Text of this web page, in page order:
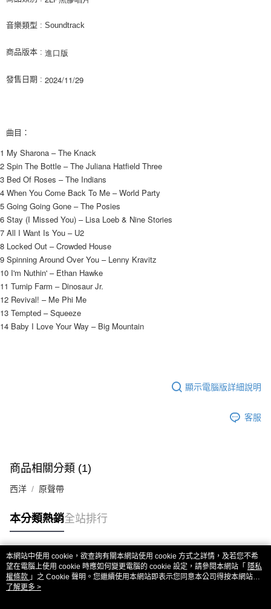
３．安心：先確認商品／服務後，再付款。
１．於結帳方式選擇「AFTEE先享後付」後，將跳轉至「AFTEE先享後付」
２．訂單成立數日內，您將收到繳費通知簡訊。
３．收到繳費通知簡訊後14天內，點擊此簡訊中的連結，可透過四大超商／
後付繳納相關費用。
是否繳費成功／繳費後需取消欲退款等相關疑問，請聯繫「AFTEE先享後付
客戶支援中心」
https://netprotections.freshdesk.com/support/home
【注意事項】
１．透過由恩沛科技股份有限公司提供之「AFTEE先享後付」服務完成之交
易，需依本服務之必要範圍內提供個人資料，並將交易相關給付款項請求債
權轉讓予恩沛科技股份有限公司。
２．關於個人資料處理事宜，請瀏覽以下網址：
https://aftee.tw/terms/#terms3
３．未成年的使用者請事先徵得法定代理人或監護人之同意方可使用
「AFTEE先享後付」，若未經同意申辦者引起之損失，本公司不負相關責
任。
４．使用「AFTEE先享後付」時，將依據個別帳號之用戶狀況，依本公司即
時審查核予不同之上限額度；若仍有額度不足之情形，本公司將視審查結果
請求用戶進行身份認證。
５．嚴禁一人註冊多個帳號或使用他人資訊註冊。若發現惡意使用之情形，
恩沛科技股份有限公司將有權停止該用戶之使用額度並採取法律行動。
運送方式
全家取貨付款
每筆NT$60，滿NT$1,599(含以上)免運費
每筆NT$60，滿NT$1,599(含以上)免運費
新竹貨運
每筆NT$90
宅配 (離島)
每筆NT$200
付款後門市自取
免運費
亞洲國家/地區配送
北美國家/地區配送
音樂類型 : Soundtrack
商品版本 : 進口版
發售日期 : 2024/11/29
曲目：
1 My Sharona – The Knack
2 Spin The Bottle – The Juliana Hatfield Three
3 Bed Of Roses – The Indians
4 When You Come Back To Me – World Party
5 Going Going Gone – The Posies
6 Stay (I Missed You) – Lisa Loeb & Nine Stories
7 All I Want Is You – U2
8 Locked Out – Crowded House
9 Spinning Around Over You – Lenny Kravitz
10 I'm Nuthin' – Ethan Hawke
11 Turnip Farm – Dinosaur Jr.
12 Revival! – Me Phi Me
13 Tempted – Squeeze
14 Baby I Love Your Way – Big Mountain
顯示電腦版詳細說明
客服
商品相關分類 (1)
西洋 原聲帶
本分類熱銷全站排行
熱門標籤
本網站中使用 cookie，欲查詢有關本網站使用 cookie 方式之詳情，及若您不希
望在電腦上使用 cookie 時應如何變更電腦的 cookie 設定，請參閱本網站「 隱私
權條款 」之 Cookie 聲明。您繼續使用本網站即表示您同意本公司得按本網站使
用條款之 Cookie 聲明使用 cookie。
了解更多 >